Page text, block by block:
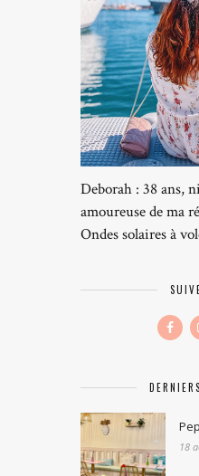
Deborah : 38 ans,
amoureuse de ma
Ondes solaires à
18